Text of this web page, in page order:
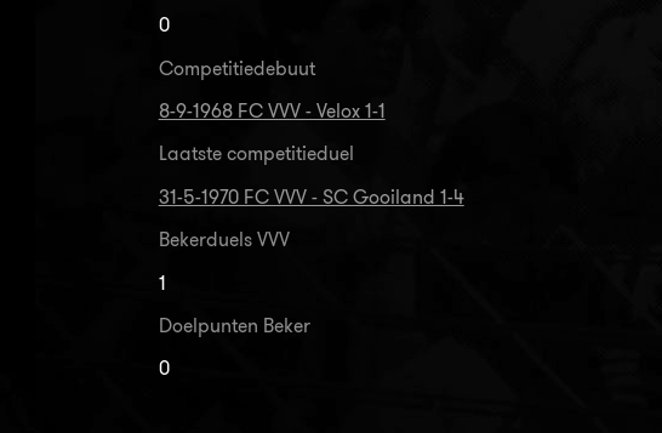
0
Competitiedebuut
8-9-1968 FC VVV - Velox 1-1
Laatste competitieduel
31-5-1970 FC VVV - SC Gooiland 1-4
Bekerduels VVV
1
Doelpunten Beker
0